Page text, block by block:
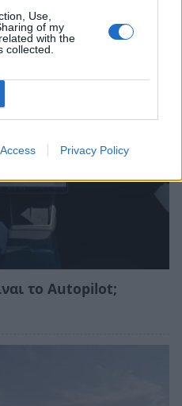
Use,
of my
with the
collected.
Privacy Policy
το Autopilot;